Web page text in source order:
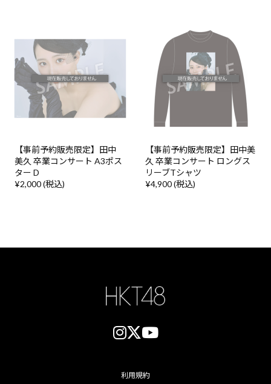
【事前予約販売限定】田中
美久 卒業コンサート A3ポス
ター D
¥2,000 (税込)
【事前予約販売限定】田中美
久 卒業コンサート ロングス
リーブTシャツ
¥4,900 (税込)
利用規約